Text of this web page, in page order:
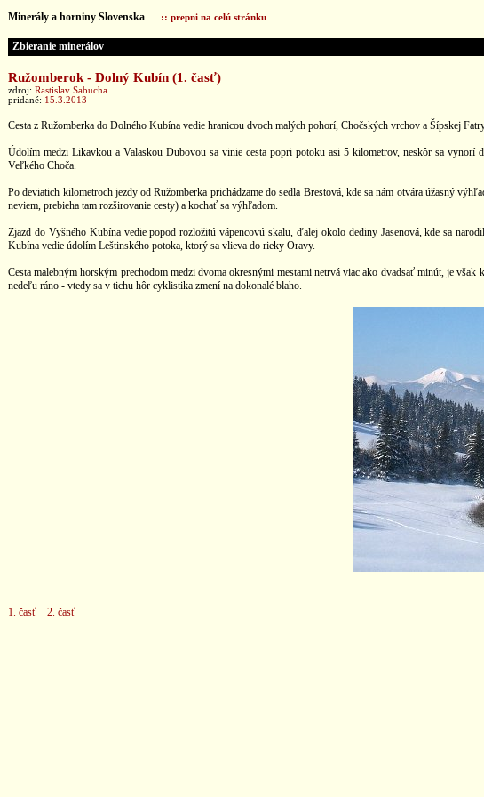
Minerály a horniny Slovenska :: prepni na celú stránku
Zbieranie minerálov
Ružomberok - Dolný Kubín (1. časť)
zdroj: Rastislav Sabucha
pridané: 15.3.2013
Cesta z Ružomberka do Dolného Kubína vedie hranicou dvoch malých pohorí, Chočských vrchov a Šípskej
Údolím medzi Likavkou a Valaskou Dubovou sa vinie cesta popri potoku asi 5 kilometrov, neskôr sa vynorí
Veľkého Choča.
Po deviatich kilometroch jezdy od Ružomberka prichádzame do sedla Brestová, kde sa nám otvára úžasný
neviem, prebieha tam rozširovanie cesty) a kochať sa výhľadom.
Zjazd do Vyšného Kubína vedie popod rozložitú vápencovú skalu, ďalej okolo dediny Jasenová, kde sa
Kubína vedie údolím Leštinského potoka, ktorý sa vlieva do rieky Oravy.
Cesta malebným horským prechodom medzi dvoma okresnými mestami netrvá viac ako dvadsať minút, je
nedeľu ráno - vtedy sa v tichu hôr cyklistika zmení na dokonalé blaho.
1. časť 2. časť